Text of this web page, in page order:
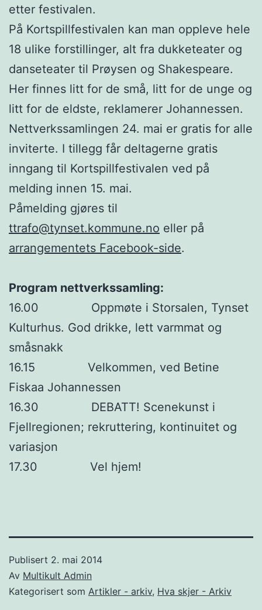
etter festivalen.
På Kortspillfestivalen kan man oppleve hele
18 ulike forstillinger, alt fra dukketeater og
danseteater til Prøysen og Shakespeare.
Her finnes litt for de små, litt for de unge og
litt for de eldste, reklamerer Johannessen.
Nettverkssamlingen 24. mai er gratis for alle
inviterte. I tillegg får deltagerne gratis
inngang til Kortspillfestivalen ved på
melding innen 15. mai.
Påmelding gjøres til
ttrafo@tynset.kommune.no eller på
arrangementets Facebook-side.
Program nettverkssamling:
16.00 Oppmøte i Storsalen, Tynset
Kulturhus. God drikke, lett varmmat og
småsnakk
16.15 Velkommen, ved Betine
Fiskaa Johannessen
16.30 DEBATT! Scenekunst i
Fjellregionen; rekruttering, kontinuitet og
variasjon
17.30 Vel hjem!
Publisert 2. mai 2014
Av Multikult Admin
Kategorisert som Artikler - arkiv, Hva skjer - Arkiv